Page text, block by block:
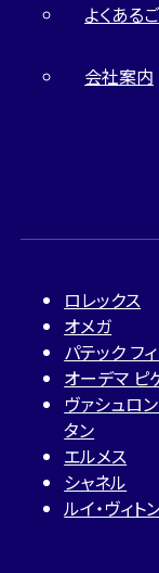
よくある
会社案内
ロレックス
オメガ
パテック フ
オーデマ ピ
ヴァシュロ
タン
エルメス
シャネル
ルイ・ヴィト